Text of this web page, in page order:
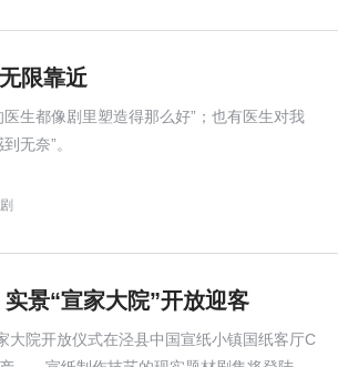
限靠近
生都像剧里塑造得那么好”；也有医生对我
无奈”。
景“宣家大院”开放迎客
院开放仪式在泾县中国宣纸小镇国纸客厅C